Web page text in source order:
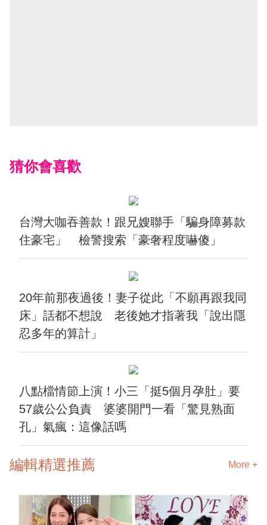
猜你會喜歡
台灣大咖吞善款！跟兄嫂聯手「騙身障募款
住豪宅」 檢警搜索「豪奢程度嚇傻」
20年前那夜過後！妻子從此「不願再跟我同
床」話都不想說 老後她才指著我「說出隱
忍多年的算計」
八點檔情節上演！小三「挺5個月孕肚」要
57歲公公負責 婆婆開門一看「驚見熟面
孔」氣瘋：這像話嗎
編輯精選推薦 More +